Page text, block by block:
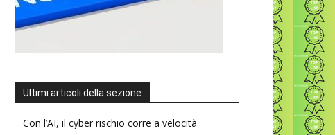
Ultimi articoli della sezione
Con l’AI, il cyber rischio corre a velocità